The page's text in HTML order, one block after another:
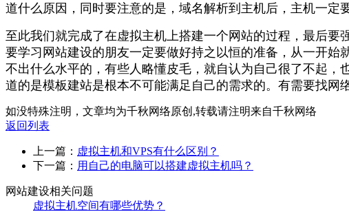
道什么原因，同时要注意的是，域名解析到主机后，主机一定
至此我们就完成了在虚拟主机上搭建一个网站的过程，最后
要学习网站建设的朋友一定要做好持之以恒的准备，从一开
不出什么水平的，有些人略懂皮毛，就自认为自己很了不起
道的是模板建站是根本不可能满足自己的需求的。有需要找网
如没特殊注明，文章均为千秋网络原创,转载请注明来自千秋网络
返回列表
上一篇： 虚拟主机和VPS有什么区别？
下一篇： 用自己的电脑可以搭建虚拟主机吗？
网站建设相关问题
虚拟主机空间有哪些优势？